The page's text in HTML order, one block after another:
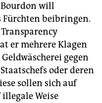
will
Fürchten beibringen.
er mehrere Klagen
gegen
oder deren
sollen sich auf
Weise